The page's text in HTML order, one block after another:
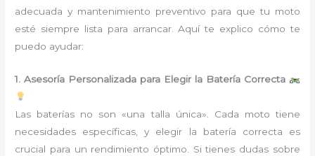
adecuada y mantenimiento preventivo para que tu moto
esté siempre lista para arrancar. Aquí te explico cómo te
puedo ayudar:
1. Asesoría Personalizada para Elegir la Batería Correcta
Las baterías no son «una talla única». Cada moto tiene
necesidades específicas, y elegir la batería correcta es
crucial para un rendimiento óptimo. Si tienes dudas sobre